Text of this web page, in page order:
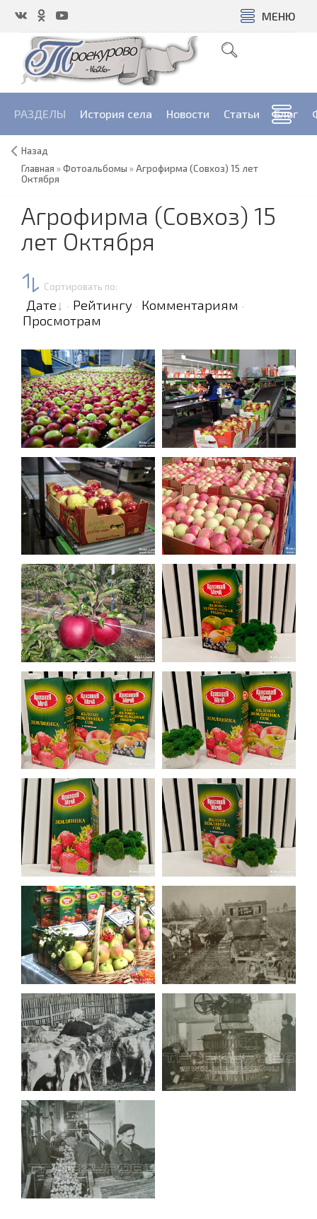
МЕНЮ
РАЗДЕЛЫ История села Новости Cтатьи Блог
Назад
Главная »Фотоальбомы »Агрофирма (Совхоз) 15 лет
Октября
Агрофирма (Совхоз) 15
лет Октября
Сортировать по:
Дате · Рейтингу · Комментариям ·
Просмотрам